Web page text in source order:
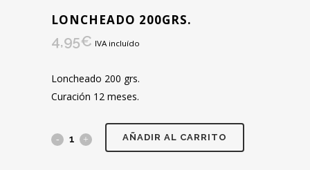
LONCHEADO 200GRS.
4,95€ IVA incluído
Loncheado 200 grs.
Curación 12 meses.
AÑADIR AL CARRITO